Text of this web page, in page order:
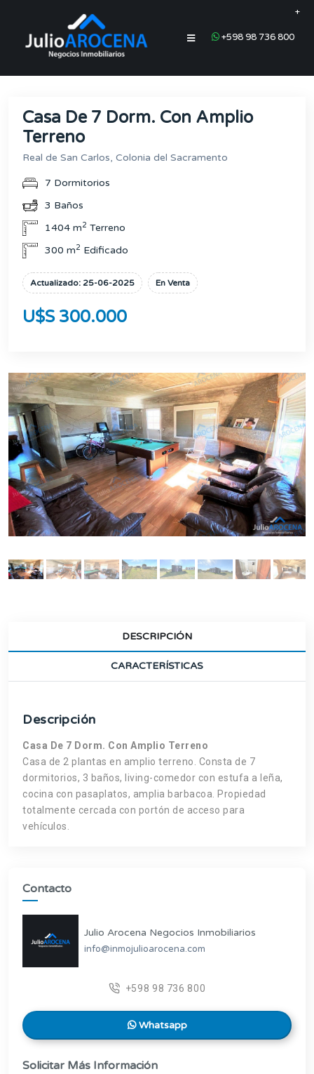
+598 98 736 800
+
Casa De 7 Dorm. Con Amplio
Terreno
Real de San Carlos, Colonia del Sacramento
7 Dormitorios
3 Baños
1404 m2 Terreno
300 m2 Edificado
Actualizado: 25-06-2025 En Venta
U$S 300.000
DESCRIPCIÓN
CARACTERÍSTICAS
Descripción
Casa De 7 Dorm. Con Amplio Terreno
Casa de 2 plantas en amplio terreno. Consta de 7
dormitorios, 3 baños, living-comedor con estufa a leña,
cocina con pasaplatos, amplia barbacoa. Propiedad
totalmente cercada con portón de acceso para
vehículos.
Contacto
Julio Arocena Negocios Inmobiliarios
info@inmojulioarocena.com
+598 98 736 800
Whatsapp
Solicitar Más Información